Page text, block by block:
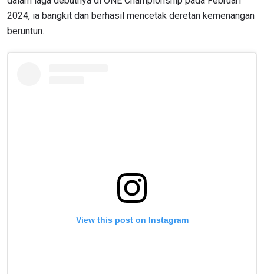
2024, ia bangkit dan berhasil mencetak deretan kemenangan
beruntun.
View this post on Instagram